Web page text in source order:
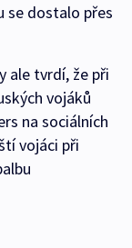
se dostalo přes
ale tvrdí, že při
vojáků
na sociálních
vojáci při